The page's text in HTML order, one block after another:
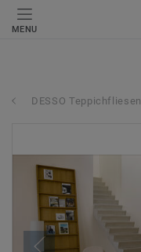
MENU
DESSO Teppichfliesen